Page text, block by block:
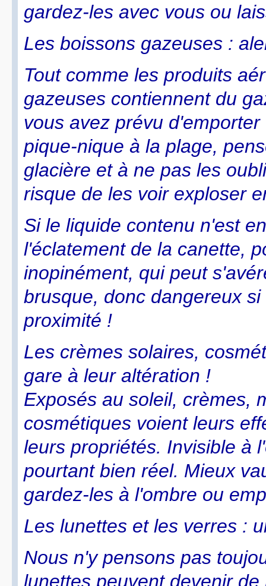
gardez-les avec vous ou
Les boissons gazeuses :
Tout comme les produits
gazeuses contiennent du
vous avez prévu
pique-nique à la plage,
glacière et à ne pas les
risque de les voir exploser
Si le liquide contenu n'est
l'éclatement de la canette,
inopinément, qui peut
brusque, donc dangereux
proximité !
Les crèmes solaires,
gare à leur altération !
Exposés au soleil, crèmes,
cosmétiques voient leurs
leurs propriétés. Invisible à
pourtant bien réel. Mieux
gardez-les à l'ombre ou
Les lunettes et les verres :
Nous n'y pensons pas
lunettes peuvent devenir